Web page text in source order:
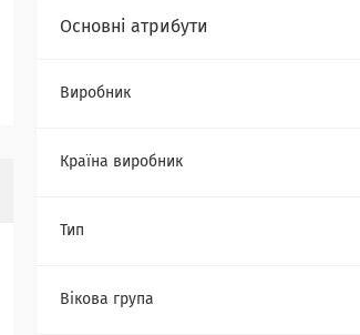
Основні атрибути
Виробник
Країна виробник
Тип
Вікова група